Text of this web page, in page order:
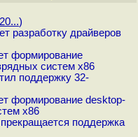
)
разработку драйверов
формирование
систем x86
поддержку 32-
формирование desktop-
x86
поддержка